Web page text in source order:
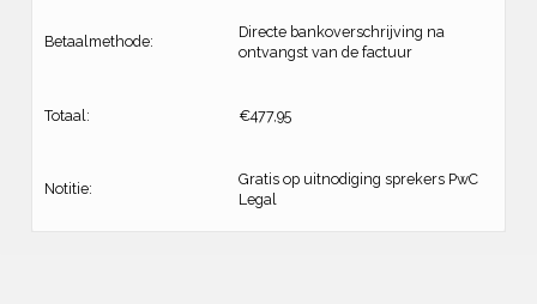
Betaalmethode:
Directe bankoverschrijving na
ontvangst van de factuur
Totaal: €477,95
Notitie:
Gratis op uitnodiging sprekers PwC
Legal